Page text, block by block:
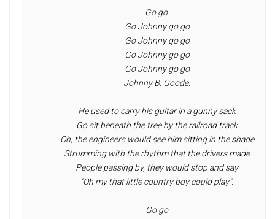
Go go
Go Johnny go go
Go Johnny go go
Go Johnny go go
Go Johnny go go
Johnny B. Goode.
He used to carry his guitar in a gunny sack
Go sit beneath the tree by the railroad track
Oh, the engineers would see him sitting in the shade
Strumming with the rhythm that the drivers made
People passing by, they would stop and say
"Oh my that little country boy could play".
Go go